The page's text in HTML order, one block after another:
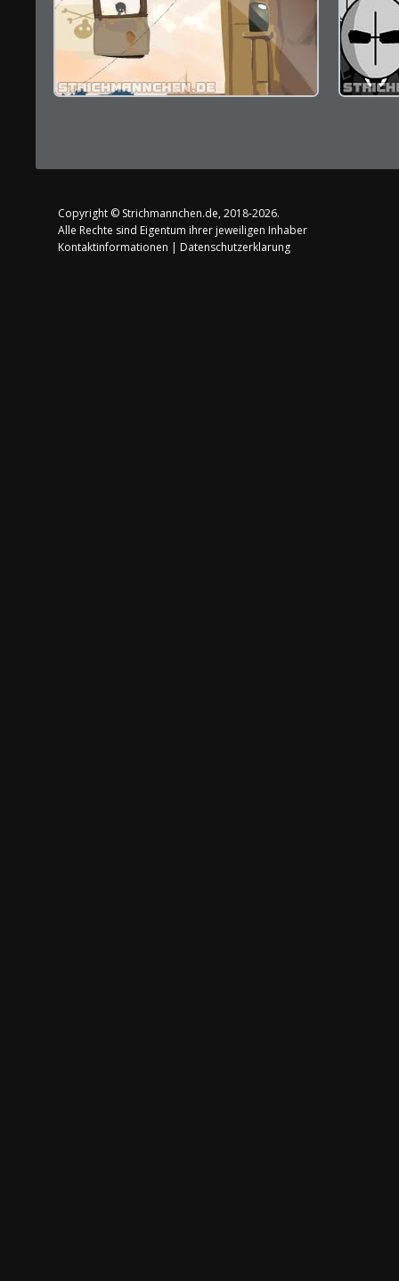
Copyright © Strichmannchen.de, 2018-2026.
Alle Rechte sind Eigentum ihrer jeweiligen Inhaber
Kontaktinformationen | Datenschutzerklarung